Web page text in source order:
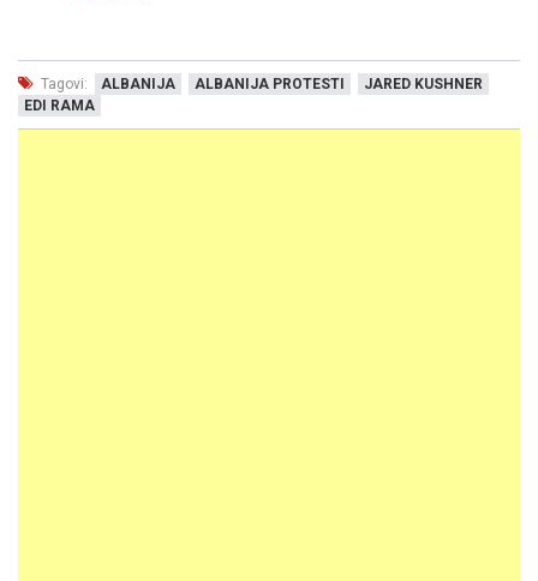
Tagovi: ALBANIJA ALBANIJA PROTESTI
JARED KUSHNER
EDI RAMA